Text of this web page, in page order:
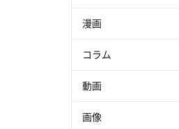
漫画
コラム
動画
画像